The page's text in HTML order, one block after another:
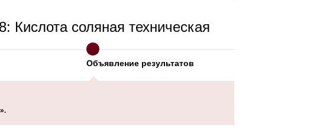
соляная техническая
Объявление результатов